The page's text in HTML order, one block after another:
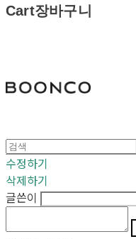
Cart장바구니
수정하기
삭제하기
글쓴이